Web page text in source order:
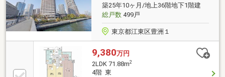
築25年10ヶ月/地上36階地下1階建
総戸数499戸
東京都江東区豊洲１
9,380万円
2LDK 71.88m2
4階 東